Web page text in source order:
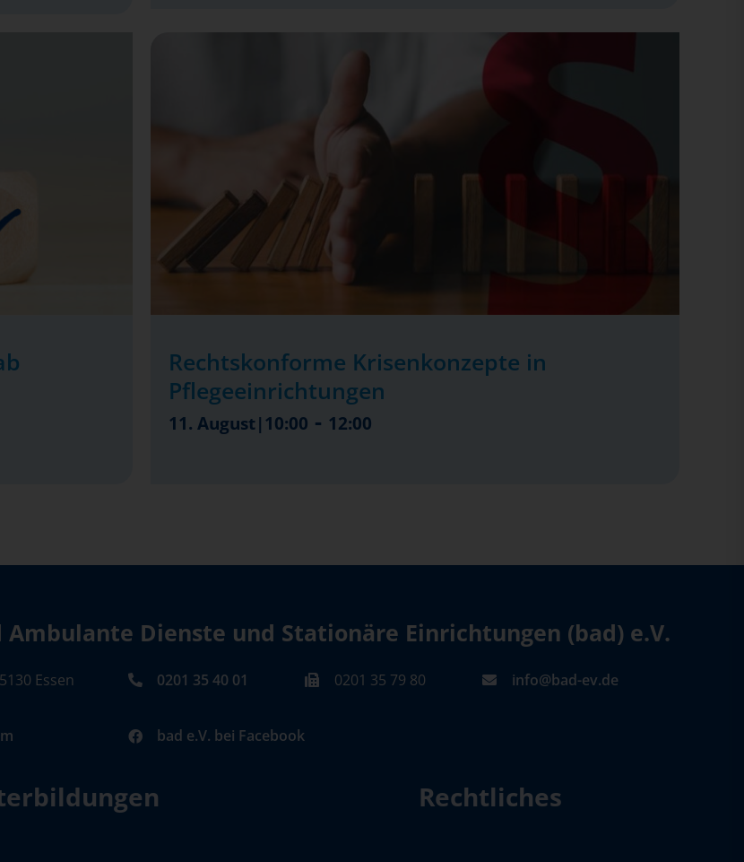
Rechtskonforme Krisenkonzepte in
Pflegeeinrichtungen
11. August|10:00 - 12:00
Ambulante Dienste und Stationäre Einrichtungen (bad) e.V.
Essen 0201 35 40 01 0201 35 79 80 info@bad-ev.de
bad e.V. bei Facebook
Rechtliches